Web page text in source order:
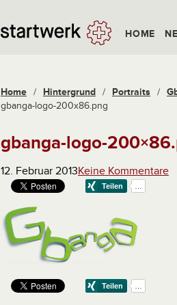
HOME
Home / Hintergrund / Portraits /
gbanga-logo-200x86.png
gbanga-logo-
12. Februar 2013Keine Kommentare